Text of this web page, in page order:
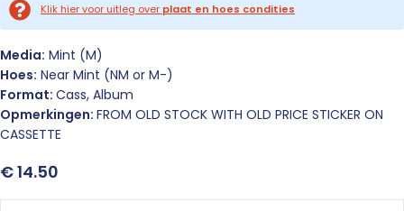
Klik hier voor uitleg over plaat en hoes condities
Media: Mint (M)
Hoes: Near Mint (NM or M-)
Format: Cass, Album
Opmerkingen: FROM OLD STOCK WITH OLD PRICE STICKER ON
CASSETTE
€14.50